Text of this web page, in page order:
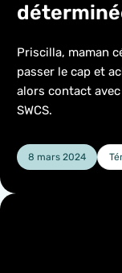
Priscilla, maman
passer le cap et
alors contact
SWCS.
8 mars 2024